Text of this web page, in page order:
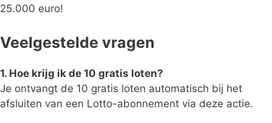
25.000 euro!
Veelgestelde vragen
1. Hoe krijg ik de 10 gratis loten?
Je ontvangt de 10 gratis loten automatisch bij het
afsluiten van een Lotto-abonnement via deze actie.